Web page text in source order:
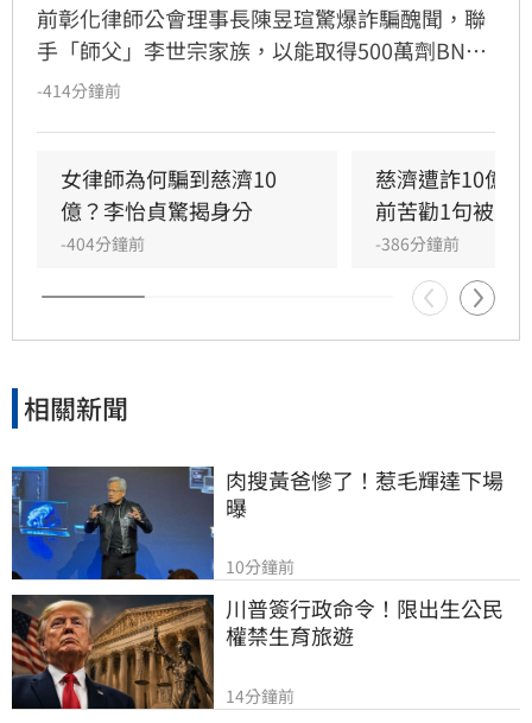
前彰化律師公會理事長陳昱瑄驚爆詐騙醜聞，聯
手「師父」李世宗家族，以能取得500萬劑BNT
疫苗為由，詐騙慈濟基金會高達10.6億元。檢調
宗豪宅大啖頂級海鮮與法國名酒，相當奢華。
-414分鐘前
女律師為何騙到慈濟10
億？李怡貞驚揭身分
-404分鐘前
慈濟遭詐10億
前苦勸1句被罵
-386分鐘前
相關新聞
肉搜黃爸慘了！惹毛輝達下場
曝
10分鐘前
川普簽行政命令！限出生公民
權禁生育旅遊
14分鐘前